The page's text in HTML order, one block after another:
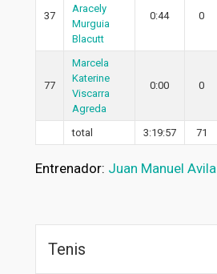
37
Aracely
Murguia
Blacutt
0:44 0
77
Marcela
Katerine
Viscarra
Agreda
0:00 0
total 3:19:57 71
Entrenador: Juan Manuel Avila
Tenis